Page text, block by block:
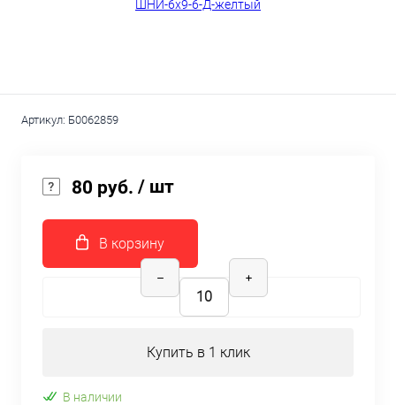
Артикул: Б0062859
80 руб. / шт
В корзину
Купить в 1 клик
В наличии